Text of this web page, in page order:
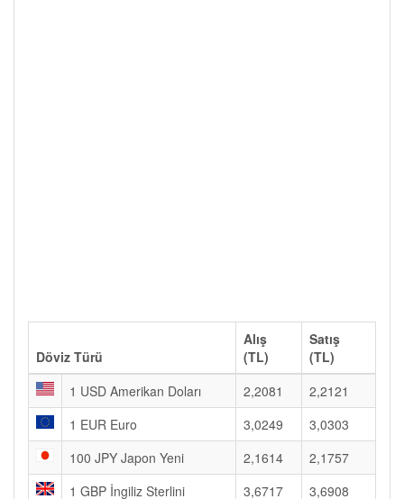
Döviz Türü
Alış
(TL)
Satış
(TL)
1 USD Amerikan Doları
2,2081
2,2121
1 EUR Euro
3,0249
3,0303
100 JPY Japon Yeni
2,1614
2,1757
1 GBP İngiliz Sterlini
3,6717
3,6908